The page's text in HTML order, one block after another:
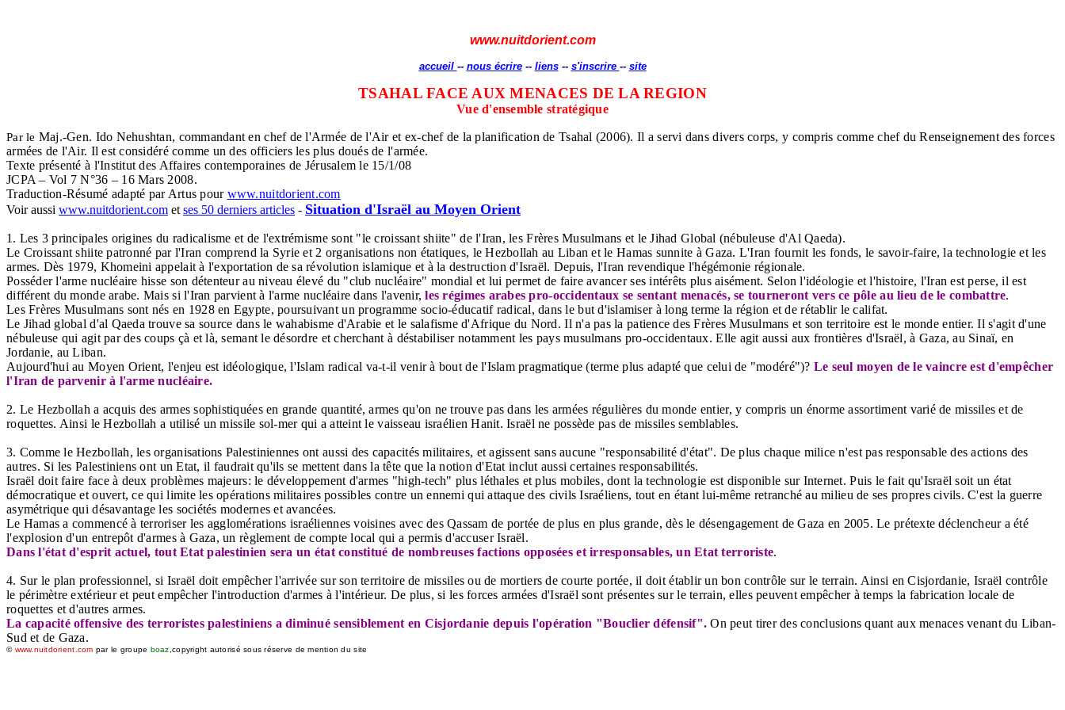
www.nuitdorient.com
accueil -- nous écrire-- liens-- s'inscrire -- site
TSAHAL FACE AUX MENACES DE LA REGION
Vue d'ensemble stratégique
Par le Maj.-Gen. Ido Nehushtan, commandant en chef de l'Armée de l'Air et ex-chef de la planification de Tsahal (2006). Il a servi dans divers corps, y compris comme chef du Renseignement des forces
armées de l'Air. Il est considéré comme un des officiers les plus doués de l'armée.
Texte présenté à l'Institut des Affaires contemporaines de Jérusalem le 15/1/08
JCPA – Vol 7 N°36 – 16 Mars 2008.
Traduction-Résumé adapté par Artus pour www.nuitdorient.com
Voir aussi www.nuitdorient.com et ses 50 derniers articles - Situation d'Israël au Moyen Orient
1. Les 3 principales origines du radicalisme et de l'extrémisme sont "le croissant shiite" de l'Iran, les Frères Musulmans et le Jihad Global (nébuleuse d'Al Qaeda).
Le Croissant shiite patronné par l'Iran comprend la Syrie et 2 organisations non étatiques, le Hezbollah au Liban et le Hamas sunnite à Gaza. L'Iran fournit les fonds, le savoir-faire, la technologie et les
armes. Dès 1979, Khomeini appelait à l'exportation de sa révolution islamique et à la destruction d'Israël. Depuis, l'Iran revendique l'hégémonie régionale.
Posséder l'arme nucléaire hisse son détenteur au niveau élevé du "club nucléaire" mondial et lui permet de faire avancer ses intérêts plus aisément. Selon l'idéologie et l'histoire, l'Iran est perse, il est
différent du monde arabe. Mais si l'Iran parvient à l'arme nucléaire dans l'avenir,les régimes arabes pro-occidentaux se sentant menacés, se tourneront vers ce pôle au lieu de le combattre.
Les Frères Musulmans sont nés en 1928 en Egypte, poursuivant un programme socio-éducatif radical, dans le but d'islamiser à long terme la région et de rétablir le califat.
Le Jihad global d'al Qaeda trouve sa source dans le wahabisme d'Arabie et le salafisme d'Afrique du Nord. Il n'a pas la patience des Frères Musulmans et son territoire est le monde entier. Il s'agit d'une
nébuleuse qui agit par des coups çà et là, semant le désordre et cherchant à déstabiliser notamment les pays musulmans pro-occidentaux. Elle agit aussi aux frontières d'Israël, à Gaza, au Sinaï, en
Jordanie, au Liban.
Aujourd'hui au Moyen Orient, l'enjeu est idéologique, l'Islam radical va-t-il venir à bout de l'Islam pragmatique (terme plus adapté que celui de "modéré")? Le seul moyen de le vaincre est d'empêcher
l'Iran de parvenir à l'arme nucléaire.
2. Le Hezbollah a acquis des armes sophistiquées en grande quantité, armes qu'on ne trouve pas dans les armées régulières du monde entier, y compris un énorme assortiment varié de missiles et de
roquettes. Ainsi le Hezbollah a utilisé un missile sol-mer qui a atteint le vaisseau israélien Hanit. Israël ne possède pas de missiles semblables.
3. Comme le Hezbollah, les organisations Palestiniennes ont aussi des capacités militaires, et agissent sans aucune "responsabilité d'état". De plus chaque milice n'est pas responsable des actions des
autres. Si les Palestiniens ont un Etat, il faudrait qu'ils se mettent dans la tête que la notion d'Etat inclut aussi certaines responsabilités.
Israël doit faire face à deux problèmes majeurs: le développement d'armes "high-tech" plus léthales et plus mobiles, dont la technologie est disponible sur Internet. Puis le fait qu'Israël soit un état
démocratique et ouvert, ce qui limite les opérations militaires possibles contre un ennemi qui attaque des civils Israéliens, tout en étant lui-même retranché au milieu de ses propres civils. C'est la guerre
asymétrique qui désavantage les sociétés modernes et avancées.
Le Hamas a commencé à terroriser les agglomérations israéliennes voisines avec des Qassam de portée de plus en plus grande, dès le désengagement de Gaza en 2005. Le prétexte déclencheur a été
l'explosion d'un entrepôt d'armes à Gaza, un règlement de compte local qui a permis d'accuser Israël.
Dans l'état d'esprit actuel, tout Etat palestinien sera un état constitué de nombreuses factions opposées et irresponsables, un Etat terroriste.
4. Sur le plan professionnel, si Israël doit empêcher l'arrivée sur son territoire de missiles ou de mortiers de courte portée, il doit établir un bon contrôle sur le terrain. Ainsi en Cisjordanie, Israël contrôle
le périmètre extérieur et peut empêcher l'introduction d'armes à l'intérieur. De plus, si les forces armées d'Israël sont présentes sur le terrain, elles peuvent empêcher à temps la fabrication locale de
roquettes et d'autres armes.
La capacité offensive des terroristes palestiniens a diminué sensiblement en Cisjordanie depuis l'opération "Bouclier défensif". On peut tirer des conclusions quant aux menaces venant du Liban-
Sud et de Gaza.
©www.nuitdorient.com par le groupe boaz ,copyright autorisé sous réserve de mention du site